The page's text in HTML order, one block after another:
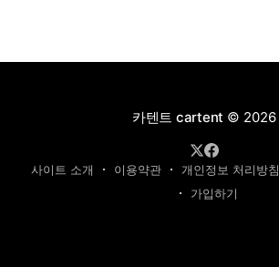
카텐트 cartent © 2026
사이트 소개 이용약관 개인정보 처리방침
가입하기